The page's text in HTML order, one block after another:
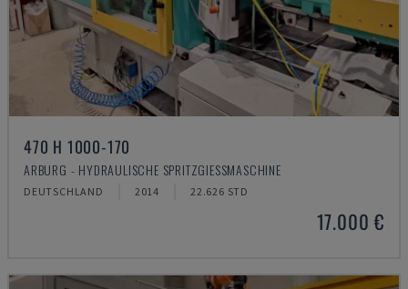
470 H 1000-170
ARBURG - HYDRAULISCHE SPRITZGIESSMASCHINE
DEUTSCHLAND 2014 22.626 STD
17.000 €